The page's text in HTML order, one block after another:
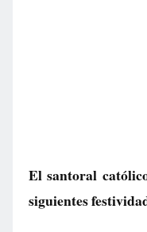
El santoral
siguientes